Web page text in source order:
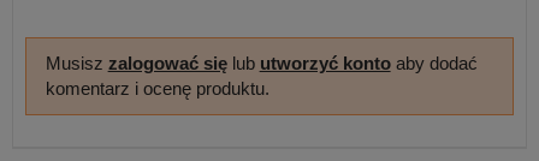
Musisz zalogować sięlub utworzyć kontoaby dodać
komentarz i ocenę produktu.